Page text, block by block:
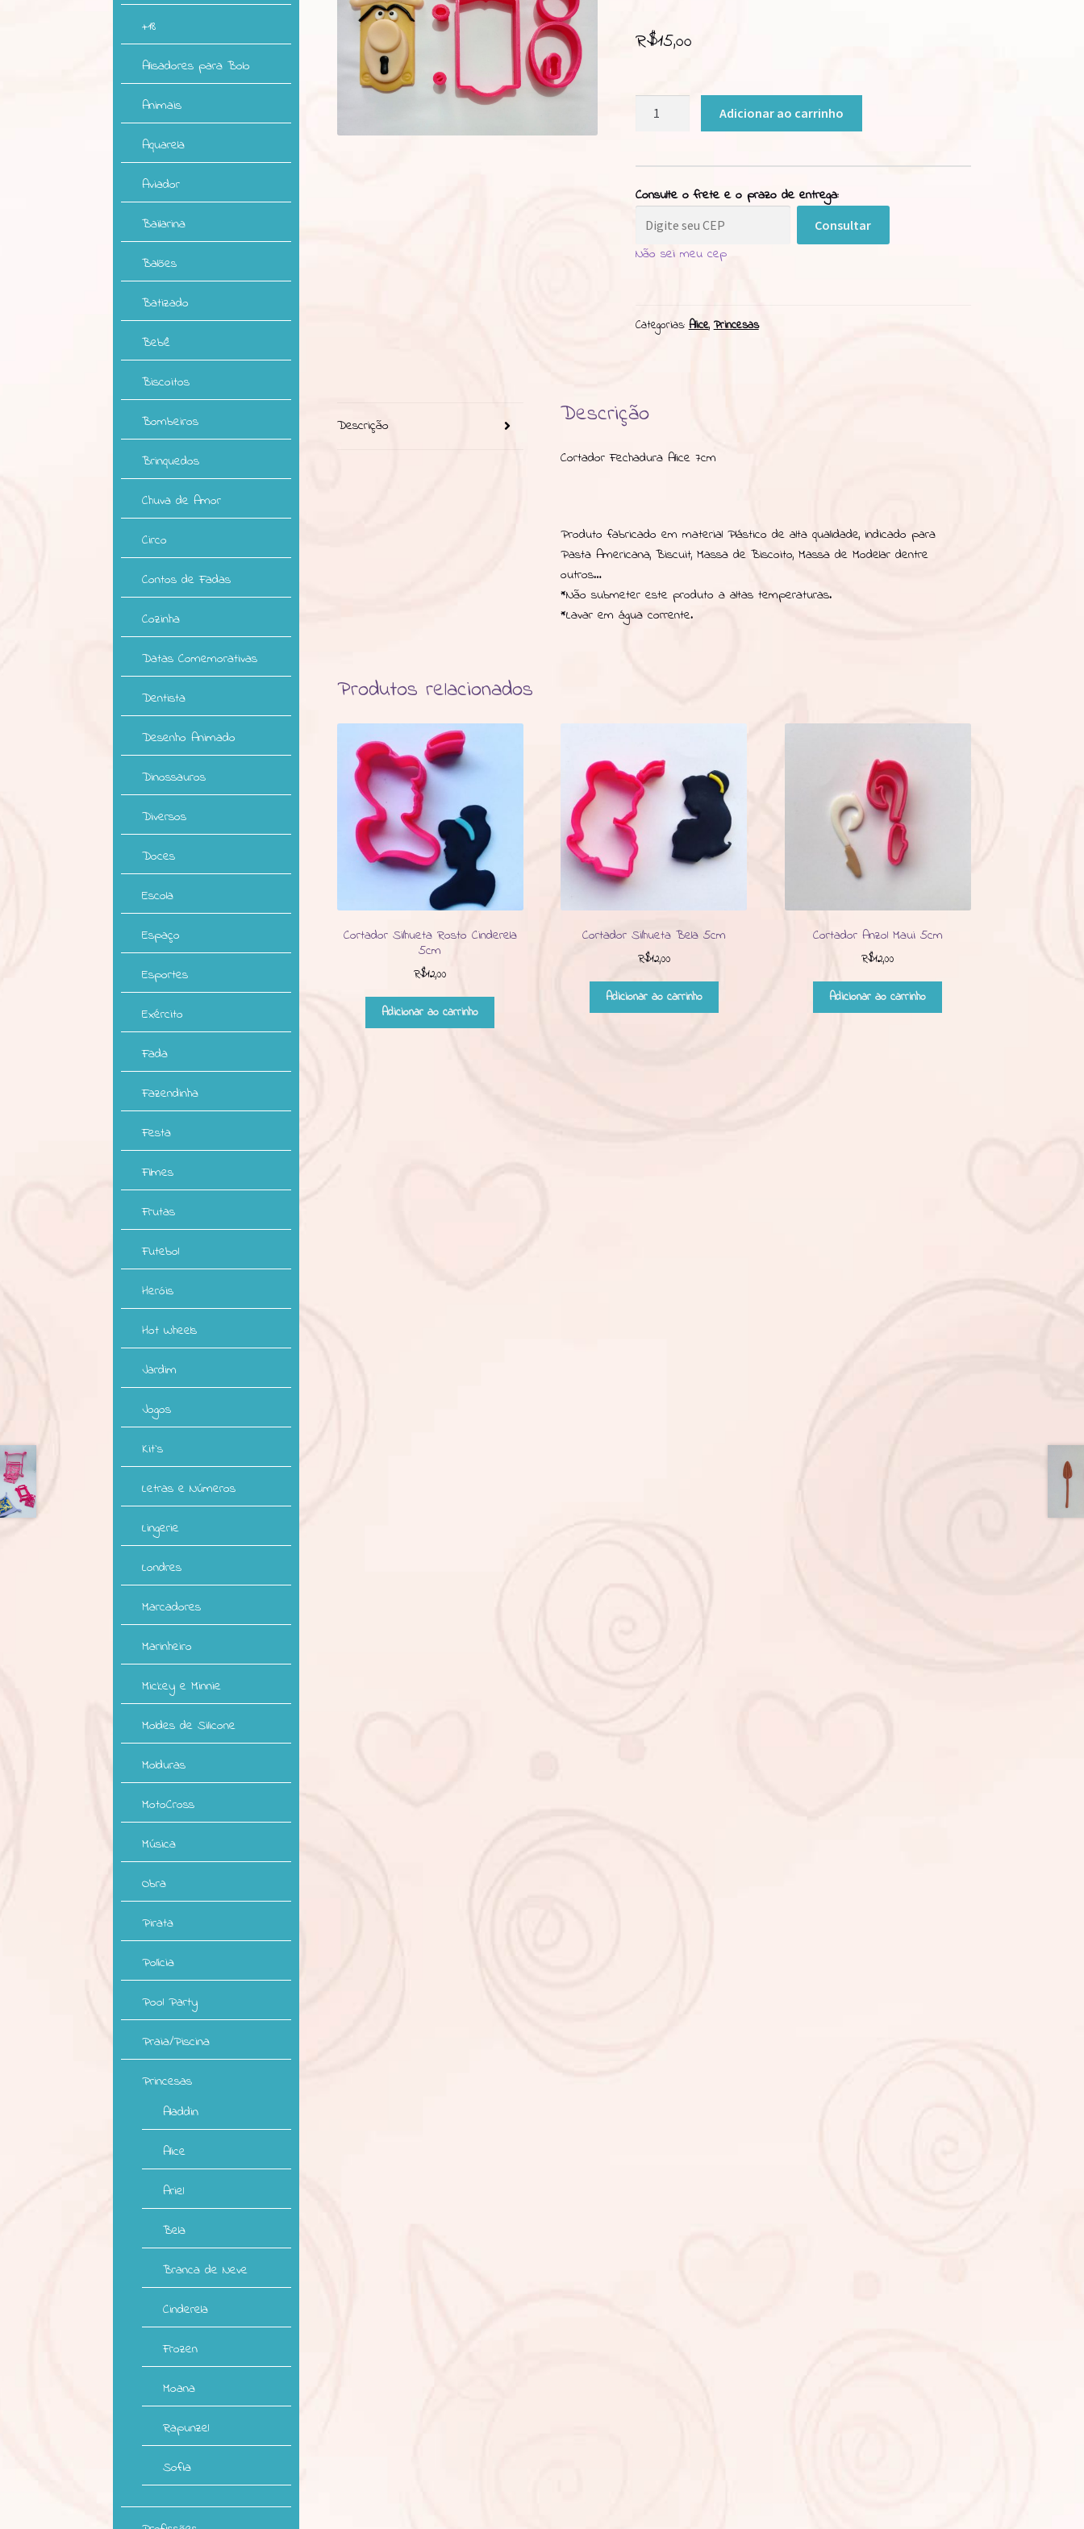
R$15,00
Cortador
Fechadura
7cm
quantidade
Adicionar ao carrinho
Consulte o frete e o prazo de entrega:
Consultar
Não sei meu cep
Categorias:Alice,Princesas
Descrição Descrição
Cortador Fechadura Alice 7cm
Produto fabricado em material Plástico de alta qualidade, indicado para
Pasta Americana, Biscuit, Massa de Biscoito, Massa de Modelar dentre
outros…
*Não submeter este produto a altas temperaturas.
*Lavar em água corrente.
Produtos relacionados
Cortador Silhueta Rosto Cinderela
5cm
R$12,00
Adicionar ao carrinho
Cortador Silhueta Bela 5cm
R$12,00
Adicionar ao carrinho
Cortador Anzol Maui 5cm
R$12,00
Adicionar ao carrinho
+18
Alisadores para Bolo
Animais
Aquarela
Aviador
Bailarina
Balões
Batizado
Bebê
Biscoitos
Bombeiros
Brinquedos
Chuva de Amor
Circo
Contos de Fadas
Cozinha
Datas Comemorativas
Dentista
Desenho Animado
Dinossauros
Diversos
Doces
Escola
Espaço
Esportes
Exército
Fada
Fazendinha
Festa
Filmes
Frutas
Futebol
Heróis
Hot Wheels
Jardim
Jogos
Kit`s
Letras e Números
Lingerie
Londres
Marcadores
Marinheiro
Mickey e Minnie
Moldes de Silicone
Molduras
MotoCross
Música
Obra
Pirata
Polícia
Pool Party
Praia/Piscina
Princesas
Aladdin
Alice
Ariel
Bela
Branca de Neve
Cinderela
Frozen
Moana
Rapunzel
Sofia